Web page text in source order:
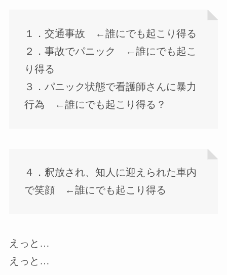
１．交通事故 ←誰にでも起こり得る
２．事故でパニック ←誰にでも起こ
り得る
３．パニック状態で看護師さんに暴力
行為 ←誰にでも起こり得る？
４．釈放され、知人に迎えられた車内
で笑顔 ←誰にでも起こり得る
えっと…
えっと…